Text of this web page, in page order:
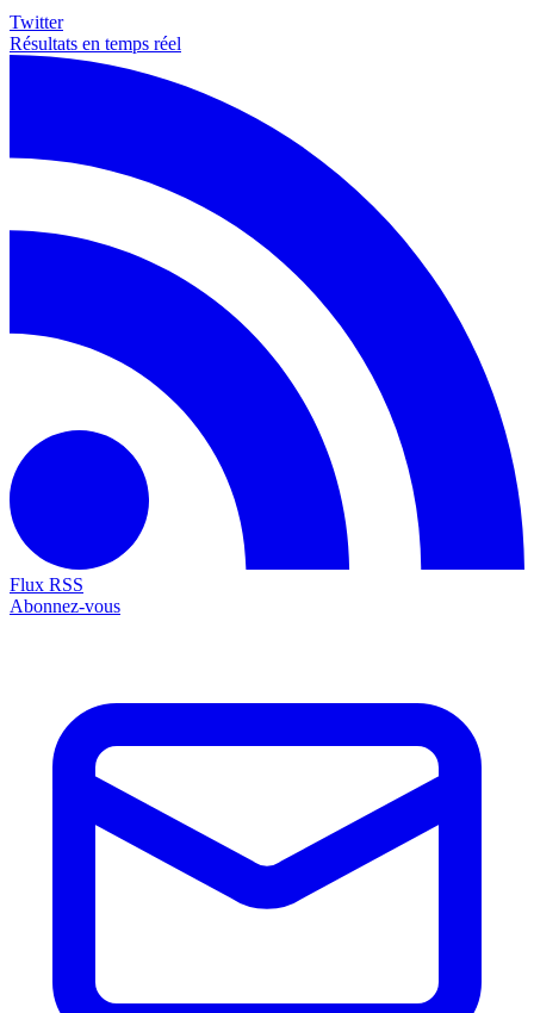
Twitter
Résultats en temps réel
Flux RSS
Abonnez-vous